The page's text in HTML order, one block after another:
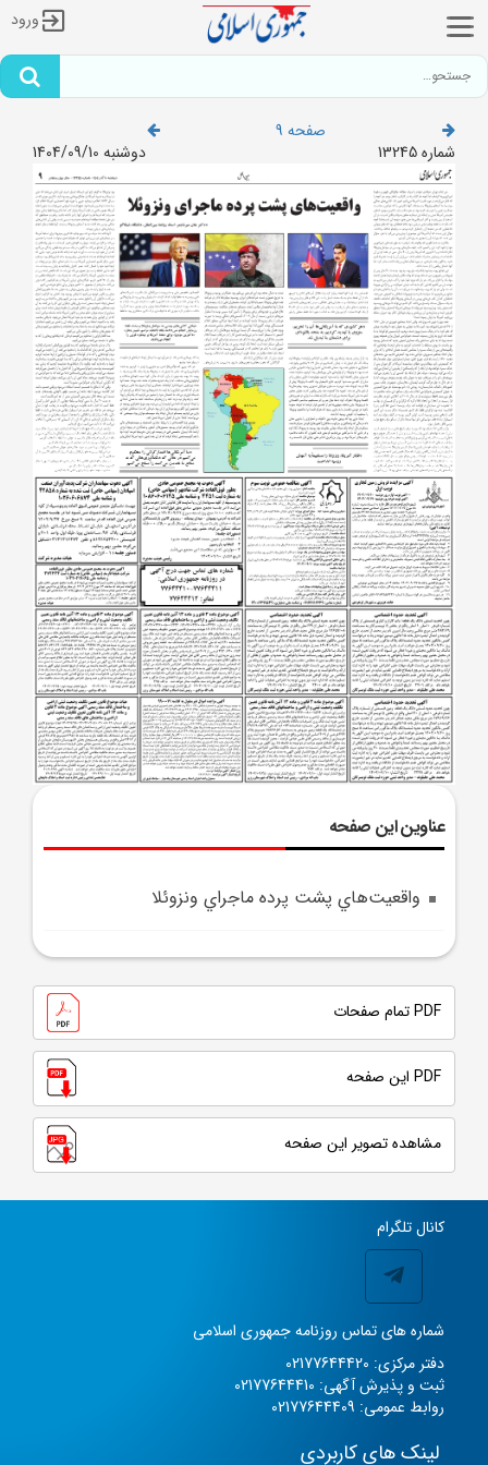
ورود
صفحه 9
شماره 13245
دوشنبه 1404/09/10
عناوین این صفحه
واقعيت‌هاي پشت پرده ماجراي ونزوئلا
PDF تمام صفحات
PDF این صفحه
مشاهده تصویر این صفحه
کانال تلگرام
شماره های تماس روزنامه جمهوری اسلامی
دفتر مرکزی: 02177644420
ثبت و پذیرش آگهی: 02177644410
روابط عمومی: 02177644409
لینک های کاربردی